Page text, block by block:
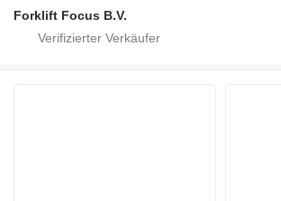
Forklift Focus B.V.